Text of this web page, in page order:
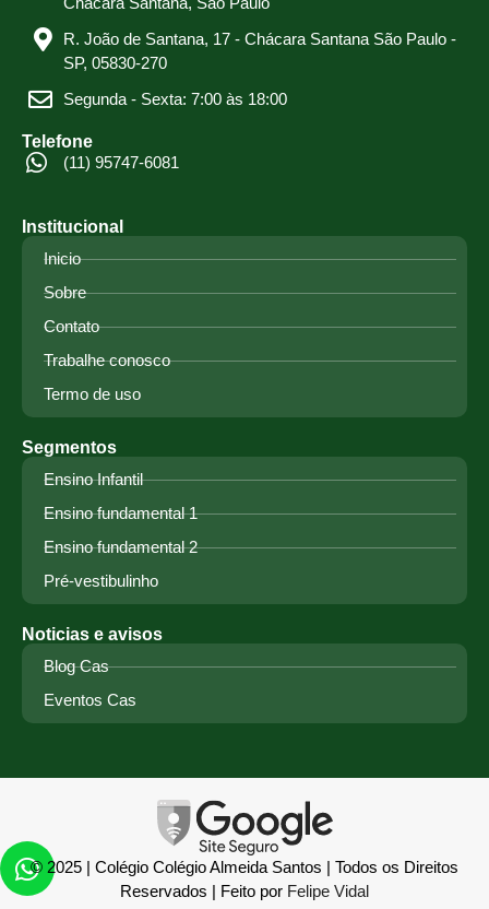
R. João de Santana, 17 - Chácara Santana São Paulo -
SP, 05830-270
Segunda - Sexta: 7:00 às 18:00
Telefone
(11) 95747-6081
Institucional
Inicio
Sobre
Contato
Trabalhe conosco
Termo de uso
Segmentos
Ensino Infantil
Ensino fundamental 1
Ensino fundamental 2
Pré-vestibulinho
Noticias e avisos
Blog Cas
Eventos Cas
© 2025 | Colégio Colégio Almeida Santos | Todos os Direitos
Reservados | Feito por Felipe Vidal